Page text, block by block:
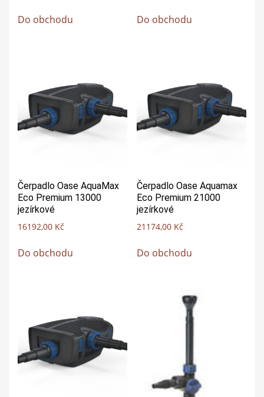
Do obchodu Do obchodu
Čerpadlo Oase AquaMax
Eco Premium 13000
jezírkové
16192,00 Kč
Do obchodu
Čerpadlo Oase Aquamax
Eco Premium 21000
jezírkové
21174,00 Kč
Do obchodu